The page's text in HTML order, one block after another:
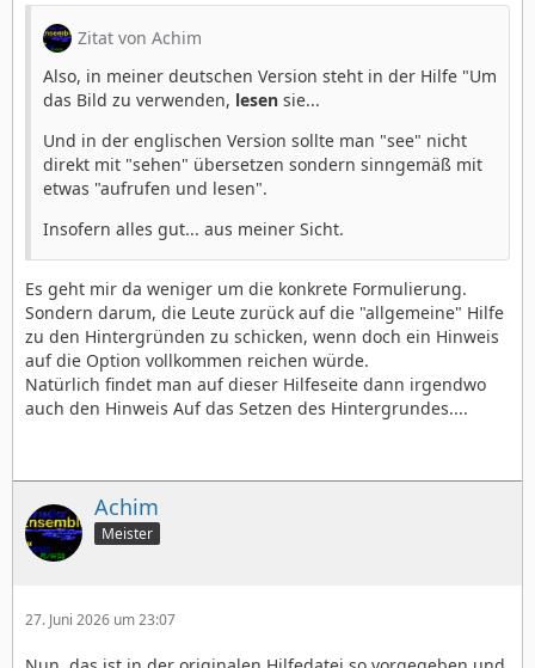
Zitat von Achim
Also, in meiner deutschen Version steht in der Hilfe "Um
das Bild zu verwenden, lesen sie...
Und in der englischen Version sollte man "see" nicht
direkt mit "sehen" übersetzen sondern sinngemäß mit
etwas "aufrufen und lesen".
Insofern alles gut... aus meiner Sicht.
Es geht mir da weniger um die konkrete Formulierung.
Sondern darum, die Leute zurück auf die "allgemeine" Hilfe
zu den Hintergründen zu schicken, wenn doch ein Hinweis
auf die Option vollkommen reichen würde.
Natürlich findet man auf dieser Hilfeseite dann irgendwo
auch den Hinweis Auf das Setzen des Hintergrundes....
Achim
Meister
27. Juni 2026 um 23:07